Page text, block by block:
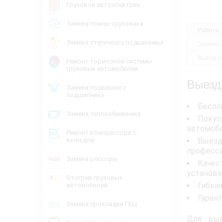
Грузовой автоэлектрик
Замена помпы грузовика
Замена ступичного подшипника
Ремонт тормозной системы
грузовых автомобилей
Замена подвесного
подшипника
Замена теплообменника
Ремонт компрессора с
выездом
Замена рессоры
Отогрев грузовых
автомобилей
Замена прокладки ГБЦ
Для